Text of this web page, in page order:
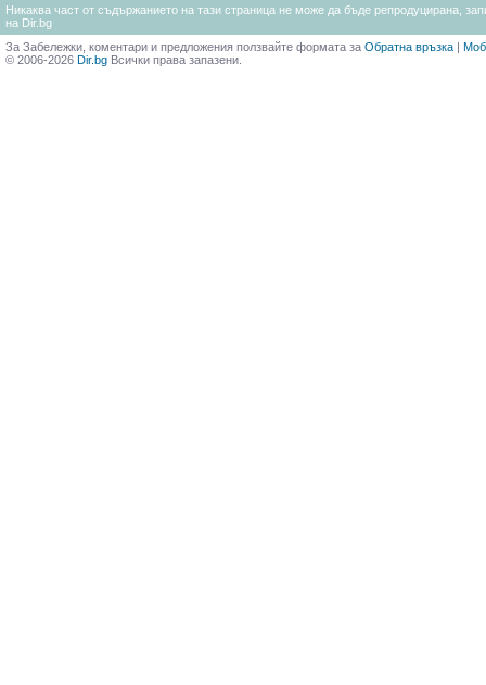
Никаква част от съдържанието на тази страница не може да бъде репродуцирана,
на Dir.bg
За Забележки, коментари и предложения ползвайте формата за Обратна връзка |
© 2006-2026 Dir.bg Всички права запазени.